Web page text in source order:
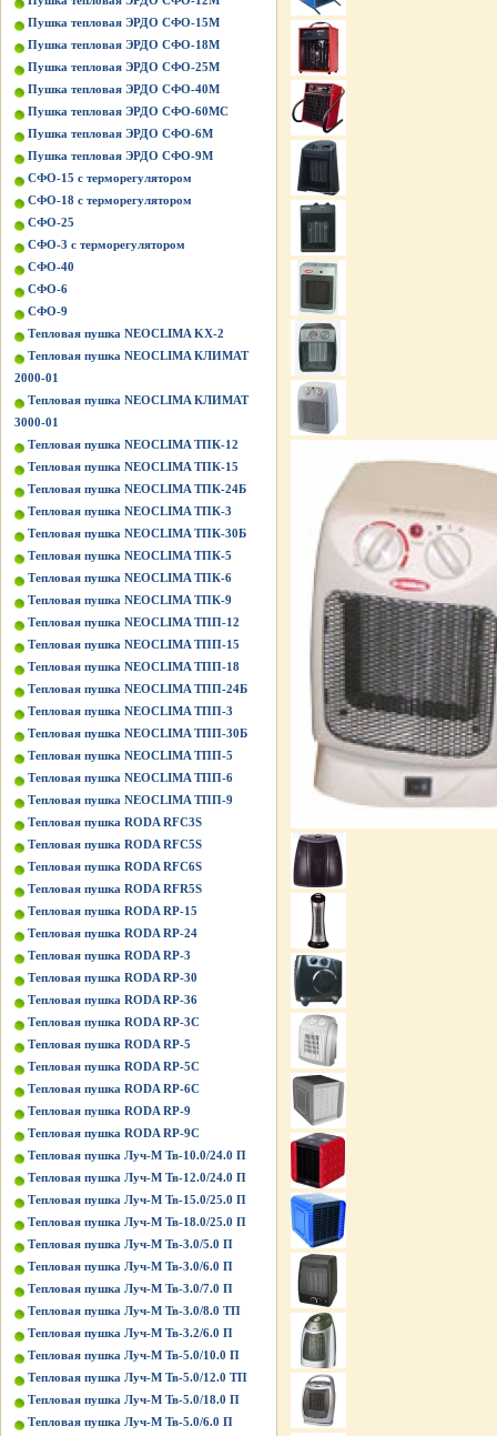
Пушка тепловая ЭРДО СФО-15М
Пушка тепловая ЭРДО СФО-18М
Пушка тепловая ЭРДО СФО-25М
Пушка тепловая ЭРДО СФО-40М
Пушка тепловая ЭРДО СФО-60МС
Пушка тепловая ЭРДО СФО-6М
Пушка тепловая ЭРДО СФО-9М
СФО-15 с терморегулятором
СФО-18 с терморегулятором
СФО-25
СФО-3 с терморегулятором
СФО-40
СФО-6
СФО-9
Тепловая пушка NEOCLIMA KХ-2
Тепловая пушка NEOCLIMA КЛИМАТ
2000-01
Тепловая пушка NEOCLIMA КЛИМАТ
3000-01
Тепловая пушка NEOCLIMA ТПК-12
Тепловая пушка NEOCLIMA ТПК-15
Тепловая пушка NEOCLIMA ТПК-24Б
Тепловая пушка NEOCLIMA ТПК-3
Тепловая пушка NEOCLIMA ТПК-30Б
Тепловая пушка NEOCLIMA ТПК-5
Тепловая пушка NEOCLIMA ТПК-6
Тепловая пушка NEOCLIMA ТПК-9
Тепловая пушка NEOCLIMA ТПП-12
Тепловая пушка NEOCLIMA ТПП-15
Тепловая пушка NEOCLIMA ТПП-18
Тепловая пушка NEOCLIMA ТПП-24Б
Тепловая пушка NEOCLIMA ТПП-3
Тепловая пушка NEOCLIMA ТПП-30Б
Тепловая пушка NEOCLIMA ТПП-5
Тепловая пушка NEOCLIMA ТПП-6
Тепловая пушка NEOCLIMA ТПП-9
Тепловая пушка RODA RFC3S
Тепловая пушка RODA RFC5S
Тепловая пушка RODA RFC6S
Тепловая пушка RODA RFR5S
Тепловая пушка RODA RP-15
Тепловая пушка RODA RP-24
Тепловая пушка RODA RP-3
Тепловая пушка RODA RP-30
Тепловая пушка RODA RP-36
Тепловая пушка RODA RP-3C
Тепловая пушка RODA RP-5
Тепловая пушка RODA RP-5C
Тепловая пушка RODA RP-6C
Тепловая пушка RODA RP-9
Тепловая пушка RODA RP-9C
Тепловая пушка Луч-М Тв-10.0/24.0 П
Тепловая пушка Луч-М Тв-12.0/24.0 П
Тепловая пушка Луч-М Тв-15.0/25.0 П
Тепловая пушка Луч-М Тв-18.0/25.0 П
Тепловая пушка Луч-М Тв-3.0/5.0 П
Тепловая пушка Луч-М Тв-3.0/6.0 П
Тепловая пушка Луч-М Тв-3.0/7.0 П
Тепловая пушка Луч-М Тв-3.0/8.0 ТП
Тепловая пушка Луч-М Тв-3.2/6.0 П
Тепловая пушка Луч-М Тв-5.0/10.0 П
Тепловая пушка Луч-М Тв-5.0/12.0 ТП
Тепловая пушка Луч-М Тв-5.0/18.0 П
Тепловая пушка Луч-М Тв-5.0/6.0 П